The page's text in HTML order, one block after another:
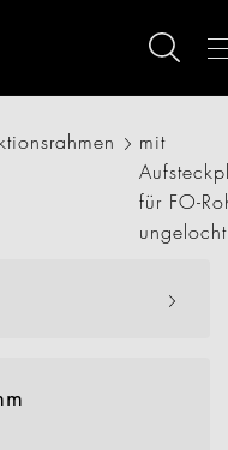
mit
für FO-
ungelocht